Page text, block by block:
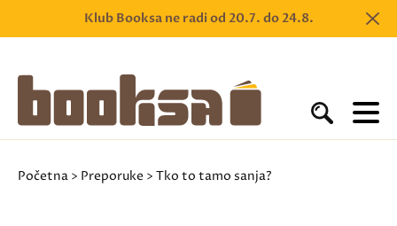
Klub Booksa ne radi od 20.7. do 24.8.
Početna > Preporuke > Tko to tamo sanja?